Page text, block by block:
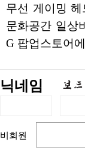
무선 게이밍
문화공간 일상
G 팝업스토어
닉네임
비회원